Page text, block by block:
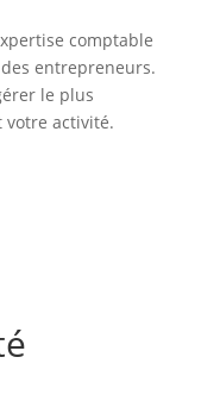
comptable
entrepreneurs.
le plus
activité.